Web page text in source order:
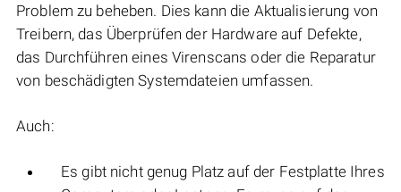
Problem zu beheben. Dies kann die Aktualisierung von
Treibern, das Überprüfen der Hardware auf Defekte,
das Durchführen eines Virenscans oder die Reparatur
von beschädigten Systemdateien umfassen.
Auch:
Es gibt nicht genug Platz auf der Festplatte Ihres